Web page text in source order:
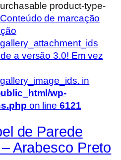
product-type-
a versão 3.0! Em vez
in
wp-
on line 6121
de Parede
Arabesco Preto